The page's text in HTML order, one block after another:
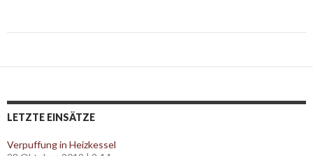
navigation
LETZTE EINSÄTZE
Verpuffung in Heizkessel